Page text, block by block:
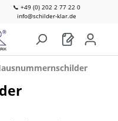
📞 +49 (0) 202 2 77 22 0
info@schilder-klar.de